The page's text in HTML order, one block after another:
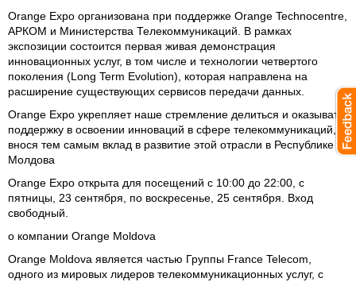
Orange Expo организована при поддержке Orange Technocentre,
АРКОМ и Министерства Телекоммуникаций. В рамках
экспозиции состоится первая живая демонстрация
инновационных услуг, в том числе и технологии четвертого
поколения (Long Term Evolution), которая направлена на
расширение существующих сервисов передачи данных.
Orange Expo укрепляет наше стремление делиться и оказывать
поддержку в освоении инноваций в сфере телекоммуникаций,
внося тем самым вклад в развитие этой отрасли в Республике
Молдова
Orange Expo открыта для посещений с 10:00 до 22:00, с
пятницы, 23 сентября, по воскресенье, 25 сентября. Вход
свободный.
о компании Orange Moldova
Orange Moldova является частью Группы France Telecom,
одного из мировых лидеров телекоммуникационных услуг, с